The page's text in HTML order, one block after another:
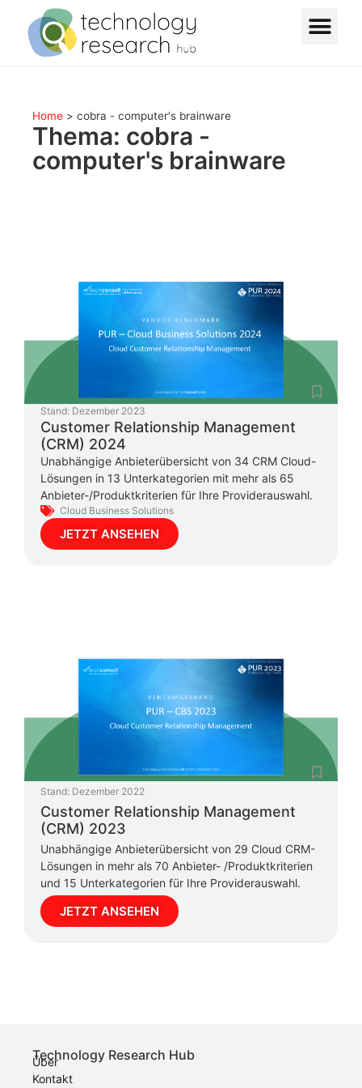
Home > cobra - computer's brainware
Thema: cobra -
computer's brainware
Stand: Dezember 2023
Customer Relationship Management
(CRM) 2024
Unabhängige Anbieterübersicht von 34 CRM Cloud-
Lösungen in 13 Unterkategorien mit mehr als 65
Anbieter-/Produktkriterien für Ihre Providerauswahl.
Cloud Business Solutions
JETZT ANSEHEN
Stand: Dezember 2022
Customer Relationship Management
(CRM) 2023
Unabhängige Anbieterübersicht von 29 Cloud CRM-
Lösungen in mehr als 70 Anbieter- /Produktkriterien
und 15 Unterkategorien für Ihre Providerauswahl.
JETZT ANSEHEN
Technology Research Hub
Über
Kontakt